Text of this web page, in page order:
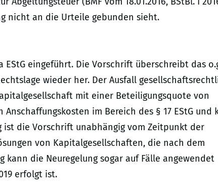
nicht an die Urteile gebunden sieht.
EStG eingeführt. Die Vorschrift überschreibt das
wieder her. Der Ausfall
mit einer Beteiligungsquote von
im Bereich des § 17 EStG und
ist die Vorschrift unabhängig vom Zeitpunkt der
von Kapitalgesellschaften, die nach dem
kann die Neuregelung sogar auf Fälle angewendet
erfolgt ist.